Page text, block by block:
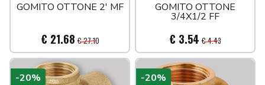
GOMITO OTTONE 2' MF
€ 21.68 € 27.10
GOMITO OTTONE
3/4X1/2 FF
€ 3.54 € 4.43
-20% -20%